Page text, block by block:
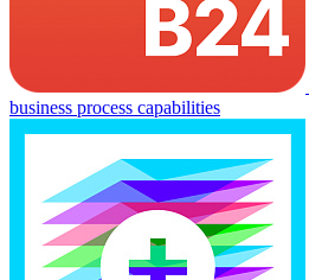
business process capabilities